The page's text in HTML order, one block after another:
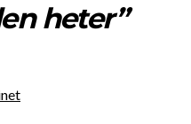
heter”